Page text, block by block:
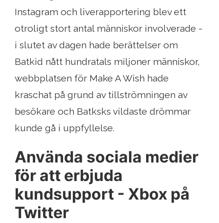
Instagram och liverapportering blev ett
otroligt stort antal människor involverade -
i slutet av dagen hade berättelser om
Batkid nått hundratals miljoner människor,
webbplatsen för Make A Wish hade
kraschat på grund av tillströmningen av
besökare och Batksks vildaste drömmar
kunde gå i uppfyllelse.
Använda sociala medier
för att erbjuda
kundsupport - Xbox på
Twitter